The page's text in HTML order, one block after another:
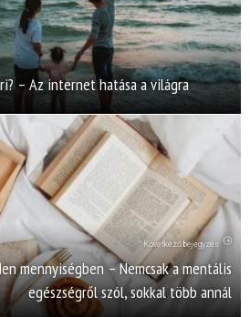
– Az internet hatása a világra
Következő bejegyzés
mennyiségben – Nemcsak a mentális
egészségről szól, sokkal több annál